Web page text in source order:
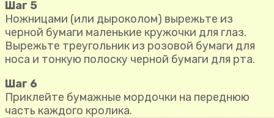
Шаг 5
Ножницами (или дыроколом) вырежьте из
черной бумаги маленькие кружочки для глаз.
Вырежьте треугольник из розовой бумаги для
носа и тонкую полоску черной бумаги для рта.
Шаг 6
Приклейте бумажные мордочки на переднюю
часть каждого кролика.